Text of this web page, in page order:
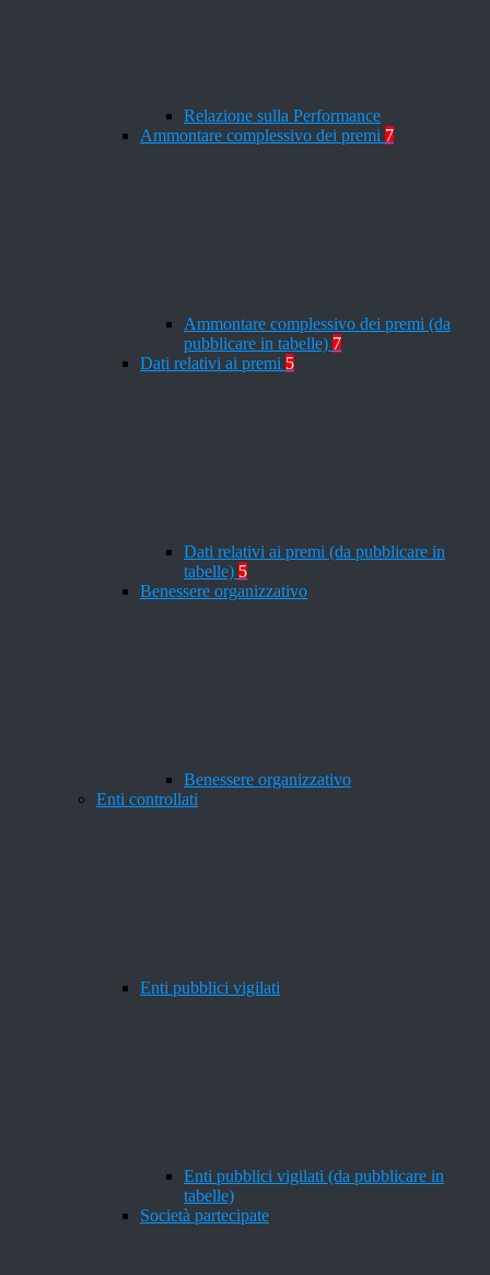
Relazione sulla Performance
Ammontare complessivo dei premi 7
Ammontare complessivo dei premi (da
pubblicare in tabelle) 7
Dati relativi ai premi 5
Dati relativi ai premi (da pubblicare in
tabelle) 5
Benessere organizzativo
Benessere organizzativo
Enti controllati
Enti pubblici vigilati
Enti pubblici vigilati (da pubblicare in
tabelle)
Società partecipate